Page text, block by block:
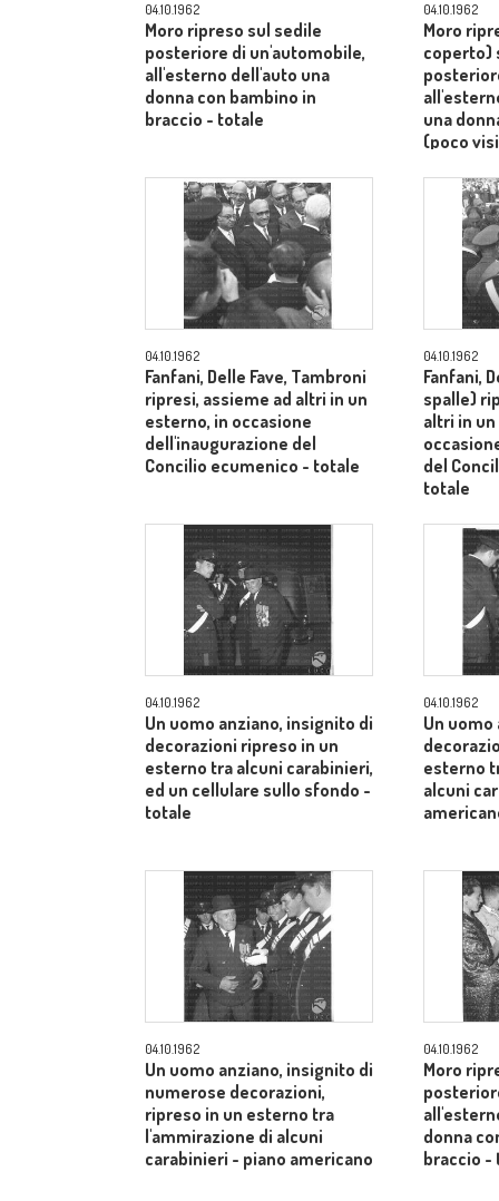
04.10.1962
Moro ripreso sul sedile
posteriore di un'automobile,
all'esterno dell'auto una
donna con bambino in
braccio - totale
04.10.1962
Moro
coperto)
una
(poco
04.10.1962
Fanfani, Delle Fave, Tambroni
ripresi, assieme ad altri in un
esterno, in occasione
dell'inaugurazione del
Concilio ecumenico - totale
04.10.1962
Fanfani,
spalle)
altri in
del
totale
04.10.1962
Un uomo anziano, insignito di
decorazioni ripreso in un
esterno tra alcuni carabinieri,
ed un cellulare sullo sfondo -
totale
04.10.1962
Un
esterno
alcuni
04.10.1962
Un uomo anziano, insignito di
numerose decorazioni,
ripreso in un esterno tra
l'ammirazione di alcuni
carabinieri - piano americano
04.10.1962
Moro
donna
braccio -